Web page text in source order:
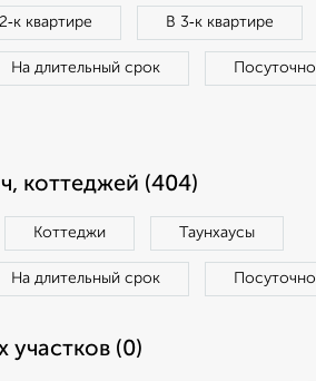
квартире В 3‑к квартире
На длительный срок Посуточно
коттеджей (404)
Коттеджи Таунхаусы
На длительный срок Посуточно
участков (0)